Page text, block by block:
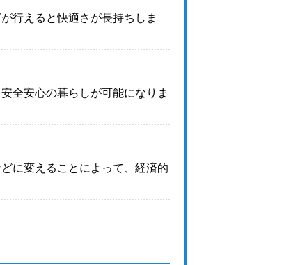
行えると快適さが長持ちしま
全安心の暮らしが可能になりま
に変えることによって、経済的